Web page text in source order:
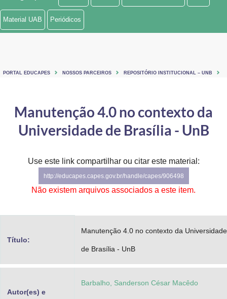
Ministério de Minas e Energia
Controladoria-Geral da União
Secretaria-Geral
Secretaria de Governo
Gabinete de Segurança Institucional
Advocacia-Geral da União
Material UAB Periódicos
PORTAL EDUCAPES NOSSOS PARCEIROS REPOSITÓRIO INSTITUCIONAL – UNB
Manutenção 4.0 no contexto da
Universidade de Brasília - UnB
Use este link compartilhar ou citar este material:
http://educapes.capes.gov.br/handle/capes/906498
Não existem arquivos associados a este item.
Título:
Manutenção 4.0 no contexto da Universidade
de Brasília - UnB
Autor(es) e
Barbalho, Sanderson César Macêdo